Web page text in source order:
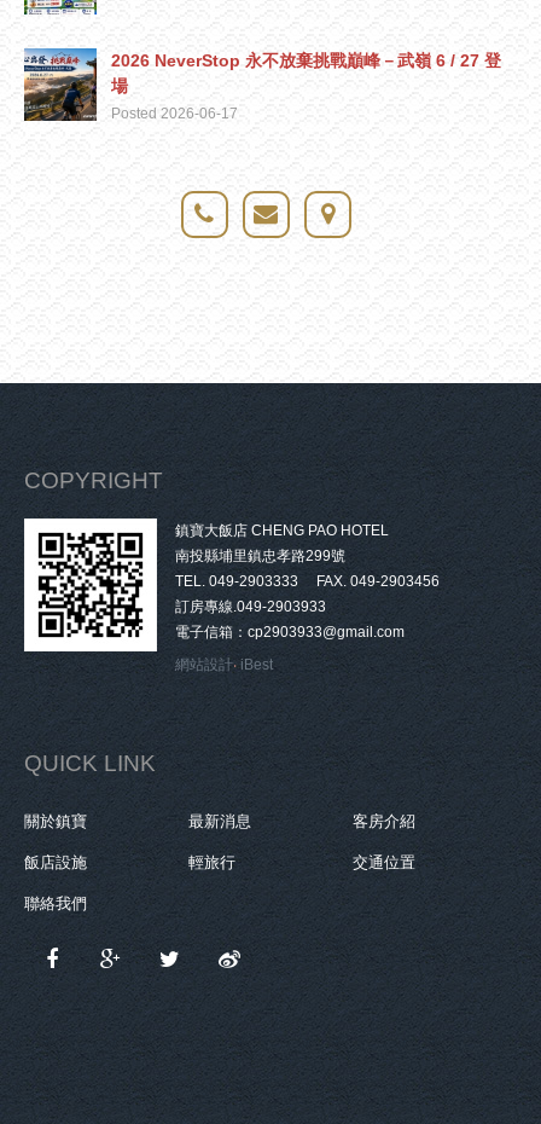
2026 NeverStop 永不放棄挑戰巔峰－武嶺 6 / 27 登
場
Posted 2026-06-17
COPYRIGHT
鎮寶大飯店 CHENG PAO HOTEL
南投縣埔里鎮忠孝路299號
TEL. 049-2903333 FAX. 049-2903456
訂房專線.049-2903933
電子信箱：cp2903933@gmail.com
網站設計‧ iBest
QUICK LINK
關於鎮寶 最新消息 客房介紹
飯店設施 輕旅行 交通位置
聯絡我們